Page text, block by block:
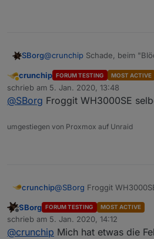
SBorg@crunchip Schade, beim
Welche Froggit hast du denn,
Ev. macht die auch irgendwas
Abwesend
crunchip FORUM TESTING MOST ACTIVE
schrieb am 5. Jan. 2020, 13:48
zuletzt editiert von
@SBorg Froggit WH3000SE
umgestiegen von Proxmox auf Unraid
crunchip@SBorg
Offline
SBorg FORUM TESTING MOST ACTIVE
schrieb am 5. Jan. 2020, 14:12
zuletzt editiert von
@crunchip Mich hat etwas die